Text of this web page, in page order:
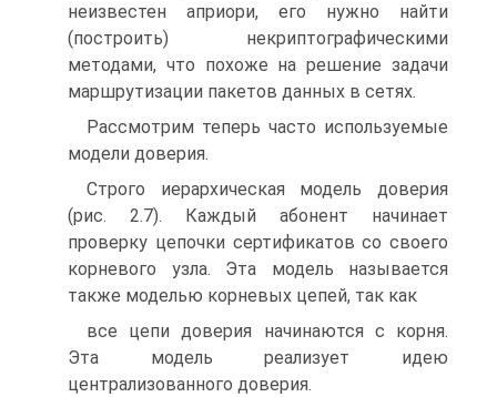
неизвестен априори, его нужно найти
(построить) некриптографическими
методами, что похоже на решение задачи
маршрутизации пакетов данных в сетях.
Рассмотрим теперь часто используемые
модели доверия.
Строго иерархическая модель доверия
(рис. 2.7). Каждый абонент начинает
проверку цепочки сертификатов со своего
корневого узла. Эта модель называется
также моделью корневых цепей, так как
все цепи доверия начинаются с корня.
Эта модель реализует идею
централизованного доверия.